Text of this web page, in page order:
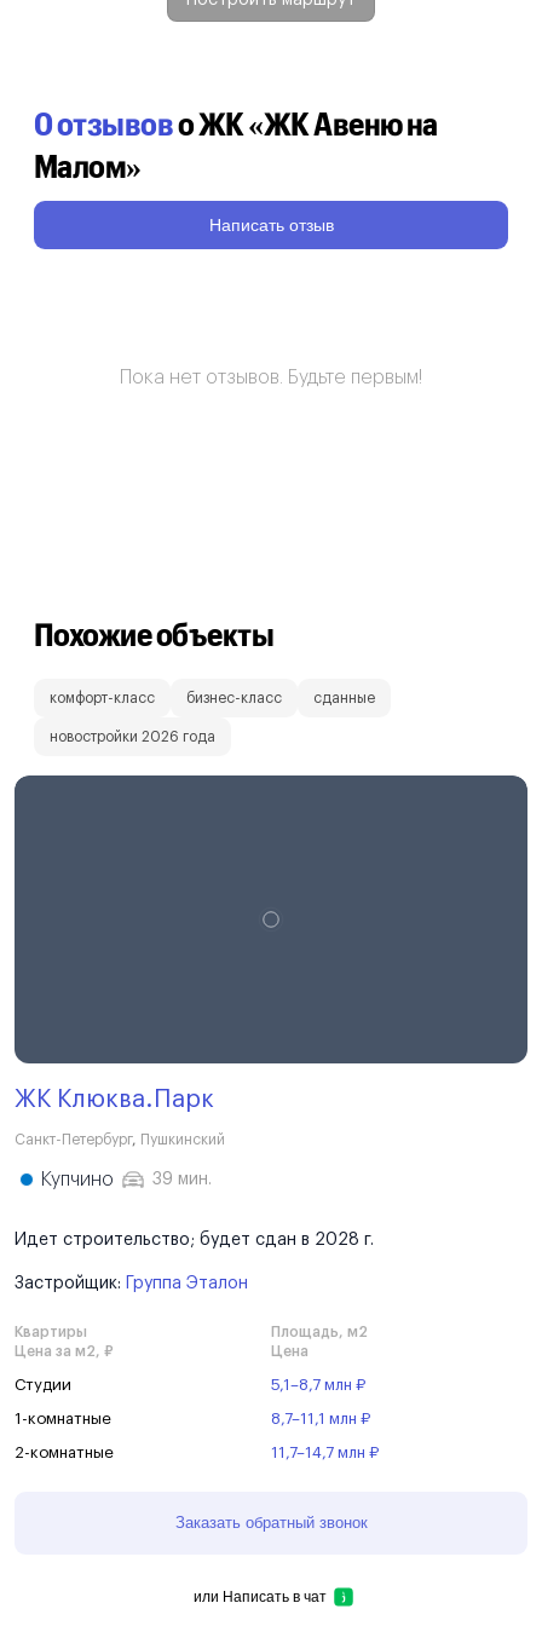
0 отзывово ЖК «ЖК Авеню на
Малом»
Написать отзыв
Пока нет отзывов. Будьте первым!
Похожие объекты
комфорт-класс бизнес-класс сданные
новостройки 2026 года
ЖК Клюква.Парк
Санкт-Петербург, Пушкинский
Купчино 39 мин.
Идет строительство; будет сдан в 2028 г.
Застройщик: Группа Эталон
Квартиры
Площадь, м2
Цена за м2, ₽
Цена
Студии 5,1–8,7 млн ₽
1-комнатные 8,7–11,1 млн ₽
2-комнатные 11,7–14,7 млн ₽
Заказать обратный звонок
или Написать в чат